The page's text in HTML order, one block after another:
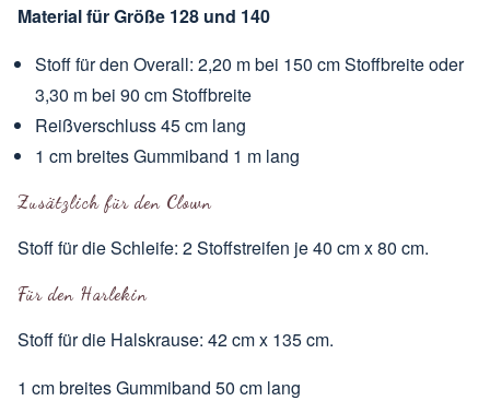
Material für Größe 128 und 140
Stoff für den Overall: 2,20 m bei 150 cm Stoffbreite oder
3,30 m bei 90 cm Stoffbreite
Reißverschluss 45 cm lang
1 cm breites Gummiband 1 m lang
Zusätzlich für den Clown
Stoff für die Schleife: 2 Stoffstreifen je 40 cm x 80 cm.
Für den Harlekin
Stoff für die Halskrause: 42 cm x 135 cm.
1 cm breites Gummiband 50 cm lang